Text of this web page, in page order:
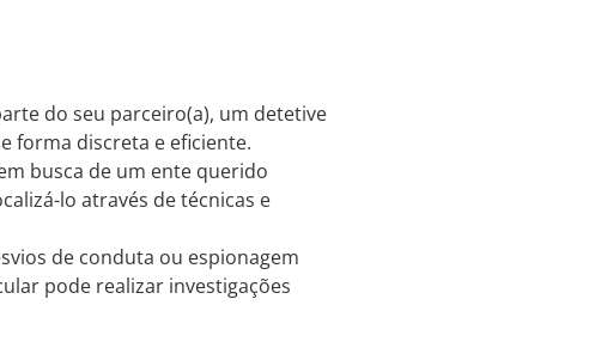
do seu parceiro(a), um detetive
forma discreta e eficiente.
busca de um ente querido
lo através de técnicas e
de conduta ou espionagem
pode realizar investigações